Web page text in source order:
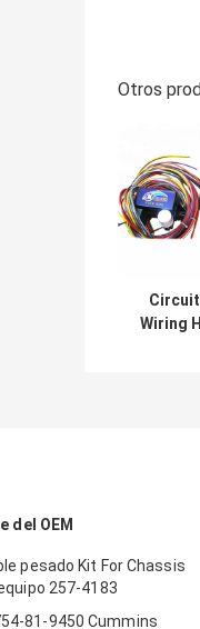
Otros
Wiring
del OEM
pesado Kit For Chassis
257-4183
81-9450 Cummins